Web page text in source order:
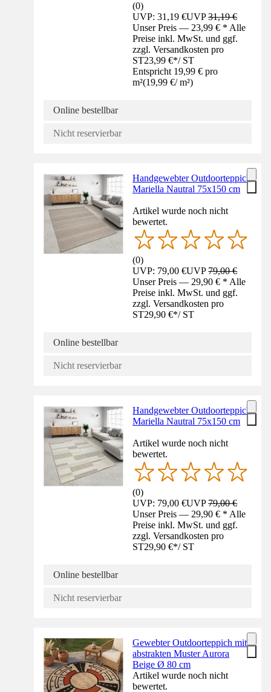
(0)
UVP: 31,19 €UVP31,19 €
Unser Preis — 23,99 € * Alle
Preise inkl. MwSt. und ggf.
zzgl. Versandkosten pro
ST23,99 €*/ ST
Entspricht 19,99 € pro
m²(19,99 €/ m²)
Online bestellbar
Nicht reservierbar
Handgewebter Outdoorteppich
Mariella Nautral 75x150 cm
Artikel wurde noch nicht
bewertet.
(0)
UVP: 79,00 €UVP79,00 €
Unser Preis — 29,90 € * Alle
Preise inkl. MwSt. und ggf.
zzgl. Versandkosten pro
ST29,90 €*/ ST
Online bestellbar
Nicht reservierbar
Handgewebter Outdoorteppich
Mariella Nautral 75x150 cm
Artikel wurde noch nicht
bewertet.
(0)
UVP: 79,00 €UVP79,00 €
Unser Preis — 29,90 € * Alle
Preise inkl. MwSt. und ggf.
zzgl. Versandkosten pro
ST29,90 €*/ ST
Online bestellbar
Nicht reservierbar
Gewebter Outdoorteppich mit
abstrakten Muster Aurora
Beige Ø 80 cm
Artikel wurde noch nicht
bewertet.